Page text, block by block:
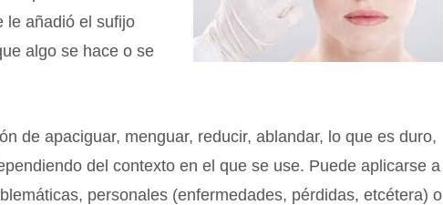
le añadió el sufijo
algo se hace o se
de apaciguar, menguar, reducir, ablandar, lo que es duro,
del contexto en el que se use. Puede aplicarse a
personales (enfermedades, pérdidas, etcétera) o